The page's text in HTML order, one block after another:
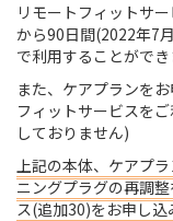
リモートフィットサ
から90日間(2022年7
で利用することができ
また、ケアプランを
フィットサービスを
しておりません)
上記の本体、ケアプ
ニングプラグの再調
ス(追加30)をお申し込